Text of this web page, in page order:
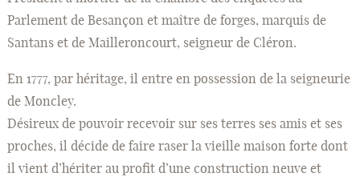
Parlement de Besançon et maître de forges, marquis de
Santans et de Mailleroncourt, seigneur de Cléron.
En 1777, par héritage, il entre en possession de la seigneurie
de Moncley.
Désireux de pouvoir recevoir sur ses terres ses amis et ses
proches, il décide de faire raser la vieille maison forte dont
il vient d’hériter au profit d’une construction neuve et